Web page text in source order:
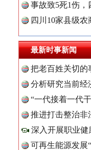
事故致5死1伤，
四川10家县级
最新时事新闻
把老百姓关切的
分析研究当前经
“一代接着一代
推进打击整治非
深入开展职业健
可再生能源发展
中
世